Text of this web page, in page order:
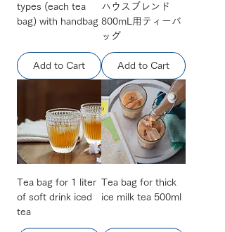
types (each tea
bag) with handbag
Add to Cart
ハウスブレンド
800mL用ティーバ
ッグ
Add to Cart
Tea bag for 1 liter
of soft drink iced
tea
Tea bag for thick
ice milk tea 500ml